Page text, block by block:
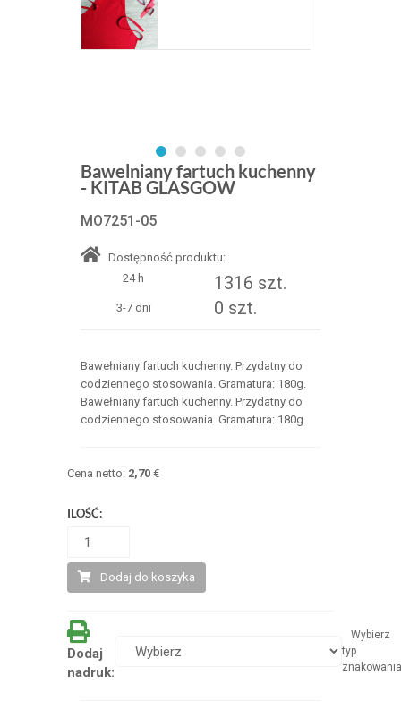
Bawelniany fartuch kuchenny
- KITAB GLASGOW
MO7251-05
Dostępność produktu:
24 h
1316 szt.
3-7 dni 0 szt.
Bawełniany fartuch kuchenny. Przydatny do
codziennego stosowania. Gramatura: 180g.
Bawełniany fartuch kuchenny. Przydatny do
codziennego stosowania. Gramatura: 180g.
Cena netto: 2,70€
ILOŚĆ:
Dodaj do koszyka
Dodaj
nadruk:
Wybierz
typ
znakowania